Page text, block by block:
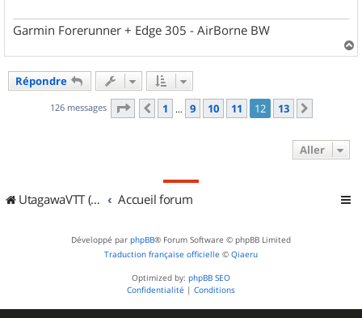
Garmin Forerunner + Edge 305 - AirBorne BW
a
Répondre
126 messages Page 12 sur13
Précédent
1 … 9 10 11 12 13
Aller
UtagawaVTT (Randos VTT et VTTAE avec traces GPS) Accueil forum
Développé par phpBB® Forum Software © phpBB Limited
Traduction française officielle © Qiaeru
Optimized by: phpBB SEO
Confidentialité | Conditions